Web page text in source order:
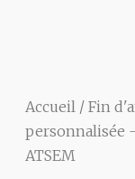
Accueil / Fin
personnalisée
ATSEM